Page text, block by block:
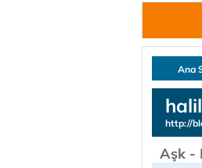
Ana
http://
Aşk -